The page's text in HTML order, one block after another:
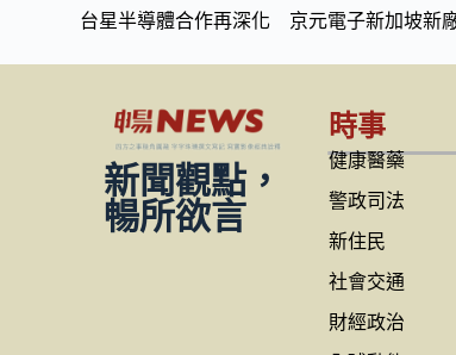
台星半導體合作再深化 京元電子新加坡新
新聞觀點，
暢所欲言
時事
健康醫藥
警政司法
新住民
社會交通
財經政治